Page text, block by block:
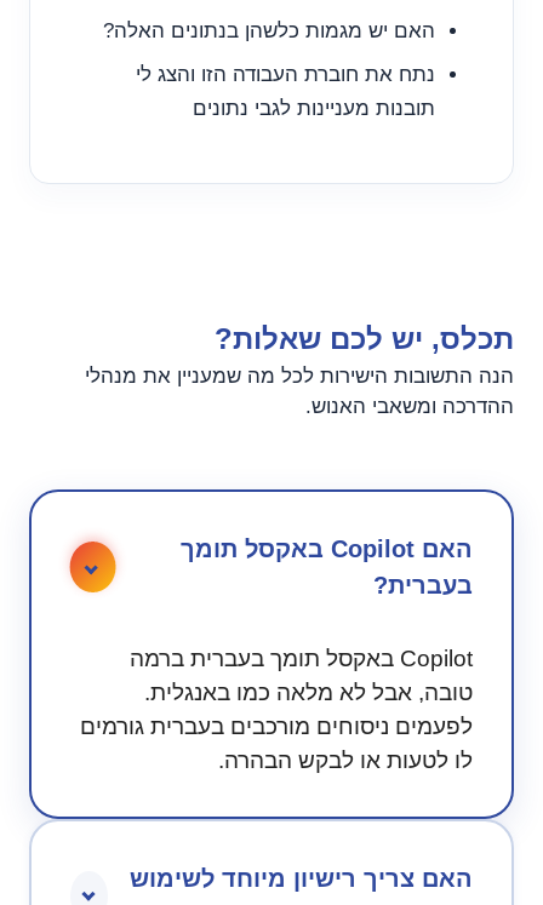
האם יש מגמות כלשהן בנתונים האלה?
נתח את חוברת העבודה הזו והצג לי
תובנות מעניינות לגבי נתונים
תכלס, יש לכם שאלות?
הנה התשובות הישירות לכל מה שמעניין את מנהלי
ההדרכה ומשאבי האנוש.
האם Copilot באקסל תומך
בעברית?
Copilot באקסל תומך בעברית ברמה
טובה, אבל לא מלאה כמו באנגלית.
לפעמים ניסוחים מורכבים בעברית גורמים
לו לטעות או לבקש הבהרה.
האם צריך רישיון מיוחד לשימוש